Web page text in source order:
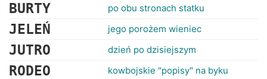
BURTY po obu stronach statku
JELEŃ jego porożem wieniec
JUTRO dzień po dzisiejszym
RODEO kowbojskie "popisy" na byku